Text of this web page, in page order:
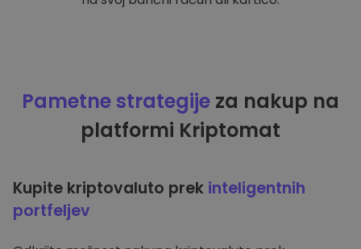
Pametne strategije za nakup na
platformi Kriptomat
Kupite kriptovaluto prek inteligentnih
portfeljev